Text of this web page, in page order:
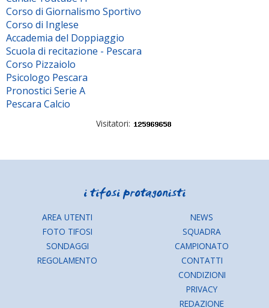
Corso di Giornalismo Sportivo
Corso di Inglese
Accademia del Doppiaggio
Scuola di recitazione - Pescara
Corso Pizzaiolo
Psicologo Pescara
Pronostici Serie A
Pescara Calcio
Visitatori:
AREA UTENTI
FOTO TIFOSI
SONDAGGI
REGOLAMENTO
NEWS
SQUADRA
CAMPIONATO
CONTATTI
CONDIZIONI
PRIVACY
REDAZIONE